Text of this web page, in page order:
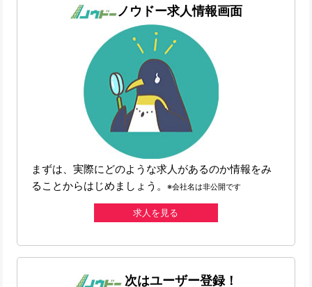
ノウドー求人情報画面
まずは、実際にどのような求人があるのか情報をみ
ることからはじめましょう。※会社名は非公開です
求人を見る
次はユーザー登録！